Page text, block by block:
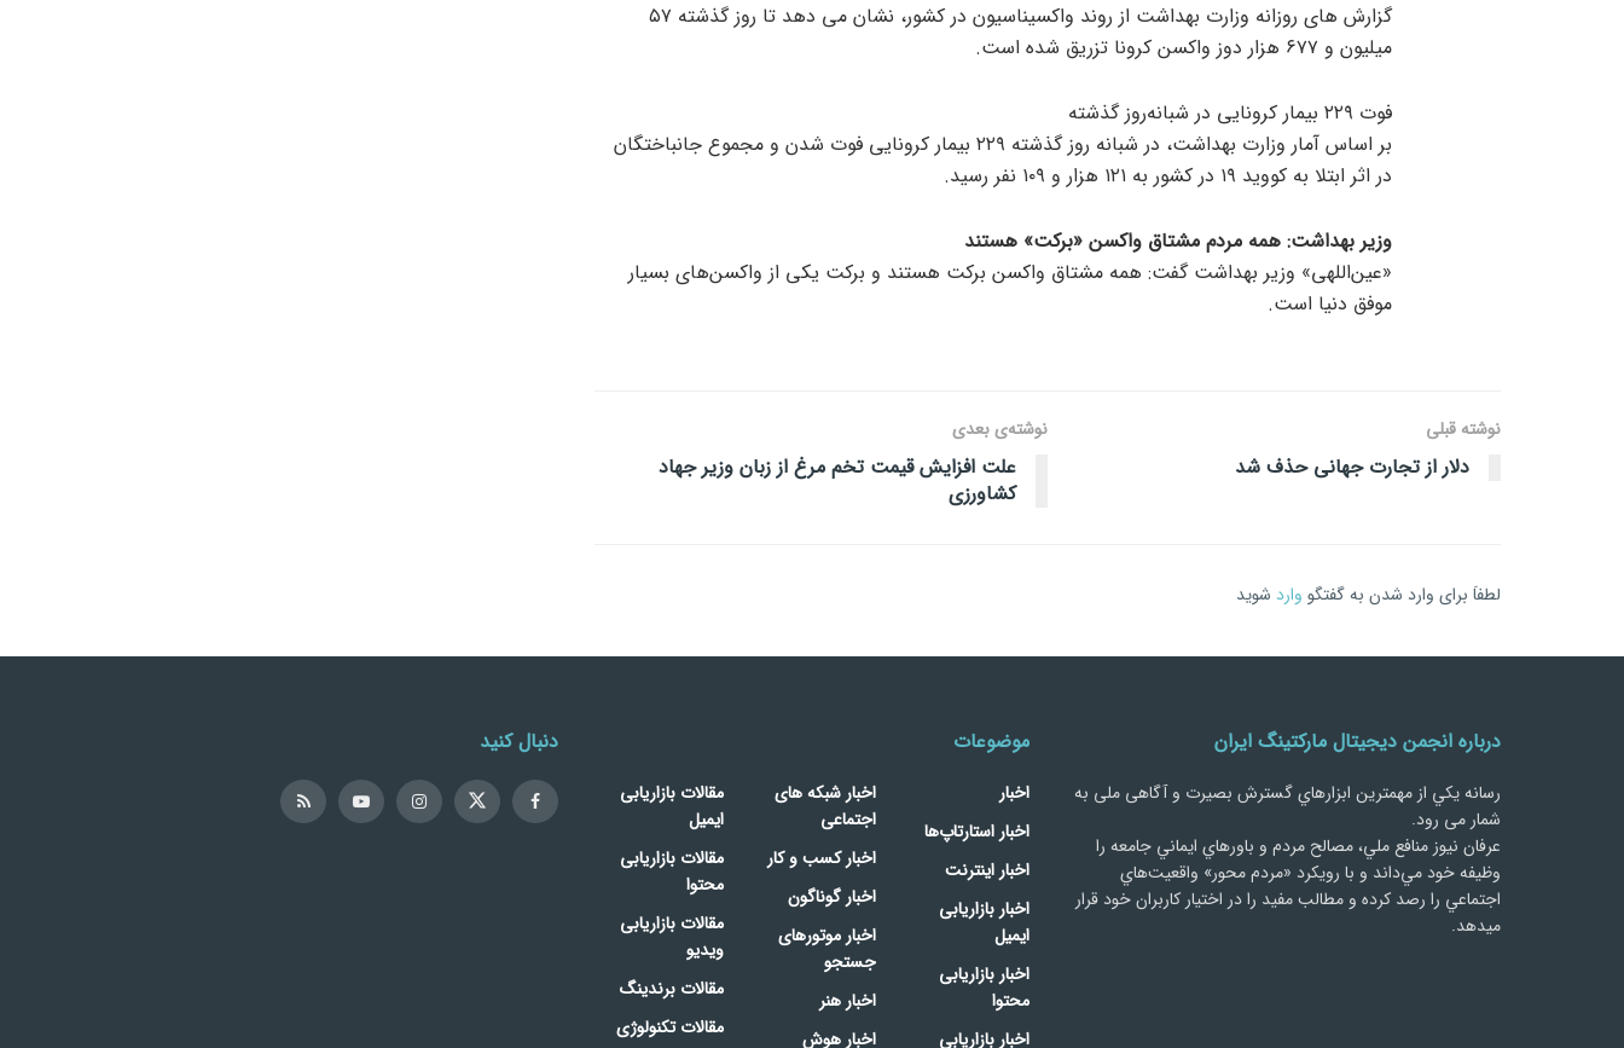
گزارش های روزانه وزارت بهداشت از روند واکسیناسیون در کشور، نشان می دهد تا روز گذشته ۵۷
میلیون و ۶۷۷ هزار دوز واکسن کرونا تزریق شده است.
فوت ۲۲۹ بیمار کرونایی در شبانه‌روز گذشته
بر اساس آمار وزارت بهداشت، در شبانه روز گذشته ۲۲۹ بیمار کرونایی فوت شدن و مجموع جانباختگان
در اثر ابتلا به کووید ۱۹ در کشور به ۱۲۱ هزار و ۱۰۹ نفر رسید.
وزیر بهداشت: همه مردم مشتاق واکسن «برکت» هستند
«عین‌اللهی» وزیر بهداشت گفت: همه مشتاق واکسن برکت هستند و برکت یکی از واکسن‌های بسیار
موفق دنیا است.
نوشته قبلی
دلار از تجارت جهانی حذف شد
نوشته‌ی بعدی
علت افزایش قیمت تخم مرغ از زبان وزیر جهاد
کشاورزی
لطفاَ برای وارد شدن به گفتگو وارد شوید
درباره انجمن دیجیتال مارکتینگ ایران
رسانه يكي از مهمترین ابزارهاي گسترش بصیرت و آگاهی ملی به
شمار می رود.
عرفان نیوز منافع ملي، مصالح مردم و باورهاي ايماني جامعه را
وظيفه خود مي‌داند و با رويكرد «مردم‌ محور» واقعيت‌هاي
اجتماعي را رصد کرده و مطالب مفید را در اختیار کاربران خود قرار
میدهد.
موضوعات
اخبار
اخبار استارتاپ‌ها
اخبار اینترنت
اخبار بازاریابی
ایمیل
اخبار بازاریابی
محتوا
اخبار بازاریابی
اخبار شبکه های
اجتماعی
اخبار کسب و کار
اخبار گوناگون
اخبار موتورهای
جستجو
اخبار هنر
اخبار هوش
مقالات بازاریابی
ایمیل
مقالات بازاریابی
محتوا
مقالات بازاریابی
ویدیو
مقالات برندینگ
مقالات تکنولوژی
دنبال کنید